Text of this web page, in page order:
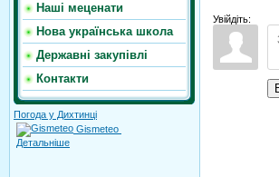
Наші меценати
Нова українська школа
Державні закупівлі
Контакти
Погода у Дихтинці
Gismeteo
Детальніше
Увійдіть: